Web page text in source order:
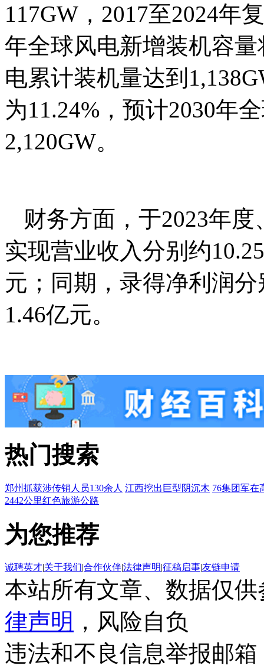
117GW，2017至2024年
年全球风电新增装机容
电累计装机量达到
为11.24%，预计2030年
2,120GW。
财务方面，于2023年
实现营业收入分别约
元；同期，录得净利润
1.46亿元。
热门搜索
郑州抓获涉传销人员130余人 江西挖出巨型阴沉木 76集团军在
2442公里红色旅游公路
为您推荐
诚聘英才|关于我们|合作伙伴|法律声明|征稿启事|友链申请
本站所有文章、数据仅
律声明 ，风险自负
违法和不良信息举报邮箱